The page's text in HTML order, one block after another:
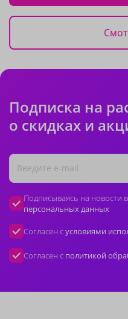
Подписка на
о скидках и
Подписываясь на новости
персональных данных
Согласен сусловиями
Согласен с политикой